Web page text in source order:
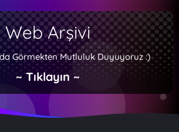
Web Arşivi
Görmekten Mutluluk Duyuyoruz :)
~ Tıklayın ~